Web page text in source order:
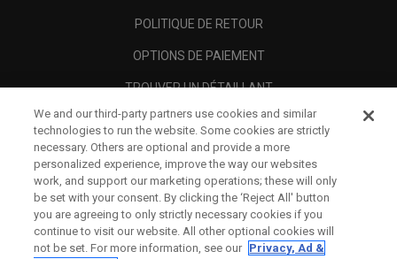
POLITIQUE DE RETOUR
OPTIONS DE PAIEMENT
TROUVER UN DÉTAILLANT
REVENDEURS AUTORISÉS
SCAM AWARENESS
A PROPOS
MENTIONS LÉGALES
We and our third-party partners use cookies and similar
technologies to run the website. Some cookies are strictly
necessary. Others are optional and provide a more
personalized experience, improve the way our websites
work, and support our marketing operations; these will only
be set with your consent. By clicking the ‘Reject All' button
you are agreeing to only strictly necessary cookies if you
continue to visit our website. All other optional cookies will
not be set. For more information, see our Privacy, Ad &